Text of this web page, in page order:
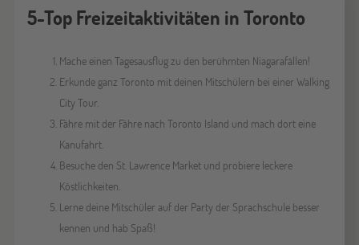
5-Top Freizeitaktivitäten in Toronto
Mache einen Tagesausflug zu den berühmten Niagarafällen!
Erkunde ganz Toronto mit deinen Mitschülern bei einer Walking
City Tour.
Fähre mit der Fähre nach Toronto Island und mach dort eine
Kanufahrt.
Besuche den St. Lawrence Market und probiere leckere
Köstlichkeiten.
Lerne deine Mitschüler auf der Party der Sprachschule besser
kennen und hab Spaß!